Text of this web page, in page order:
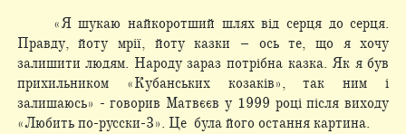
«Я шукаю найкоротший шлях від серця до серця.
Правду, йоту мрії, йоту казки – ось те, що я хочу
залишити людям. Народу зараз потрібна казка. Як я був
прихильником «Кубанських козаків», так ним і
залишаюсь» - говорив Матвєєв у 1999 році після виходу
«Любить по-русски-3». Це була його остання картина.